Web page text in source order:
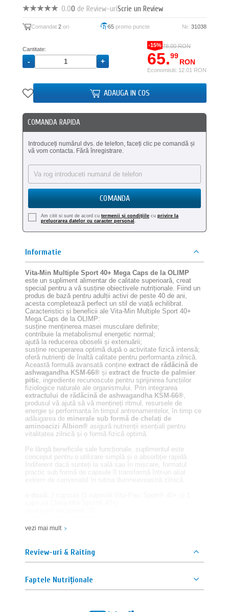
0.00 de Review-uriScrie un Review
Comandat 2ori 65 promo puncte №: 31038
Cantitate:
-15%78.00 RON
65.99
RON
Economisiti: 12.01 RON
ADAUGA IN COS
COMANDA RAPIDA
Introduceți numărul dvs. de telefon, faceți clic pe comandă și
vă vom contacta. Fără înregistrare.
COMANDA
Am citit si sunt de acord cu termenii şi condiţiile cu privire la
prelucrarea datelor cu caracter personal .
Informatie
Vita-Min Multiple Sport 40+ Mega Caps de la OLIMP
este un supliment alimentar de calitate superioară, creat
special pentru a vă susține obiectivele nutriționale. Fiind un
produs de bază pentru adulții activi de peste 40 de ani,
acesta completează perfect un stil de viață echilibrat.
Caracteristici și beneficii ale Vita-Min Multiple Sport 40+
Mega Caps de la OLIMP:
susține menținerea masei musculare definite;
contribuie la metabolismul energetic normal;
ajută la reducerea oboselii și extenuării;
susține recuperarea optimă după o activitate fizică intensă;
oferă nutrienți de înaltă calitate pentru performanța zilnică.
Această formulă avansată conțineextract de rădăcină de
ashwagandha KSM-66® șiextract de fructe de palmier
pitic, ingrediente recunoscute pentru sprijinirea funcțiilor
fiziologice naturale ale organismului. Prin integrarea
extractului de rădăcină de ashwagandha KSM-66®,
produsul vă ajută să vă mențineți ritmul, resursele de
energie și performanța în timpul antrenamentelor, în timp ce
adăugarea de minerale sub formă de chelați de
aminoacizi Albion® asigură nutrienții esențiali pentru
vitalitatea zilnică și o formă fizică optimă.
Pe lângă beneficiile sale funcționale, suplimentul este
conceput pentru o utilizare simplă și o absorbție rapidă.
Indiferent dacă sunteți la sală sau în mișcare, formatul
practic sub formă de capsule îl transformă într-un aliat
masa principală, cu o quantitate generoasă de apă
vitamina K (menachinonă-7), vitamina C (PureWay-C®, acid
L-ascorbic microîncapsulat), tiamină (vitamina B1,
mononitrat de tiamină), riboflavină (vitamina B2), niacină
folic (acid pteroilmonoglutamic), vitamina B12
KSM-66® (Withania somnifera, standardizat la 5 %
vezi mai mult
Review-uri & Raiting
Faptele Nutriționale